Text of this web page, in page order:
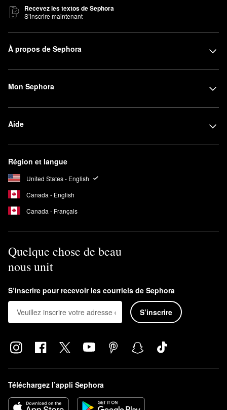
Recevez les textos de Sephora
S’inscrire maintenant
À propos de Sephora
Mon Sephora
Aide
Région et langue
United States - English
Canada - English
Canada - Français
Quelque chose de beau
nous unit
S’inscrire pour recevoir les courriels de Sephora
S’inscrire
Téléchargez l’appli Sephora